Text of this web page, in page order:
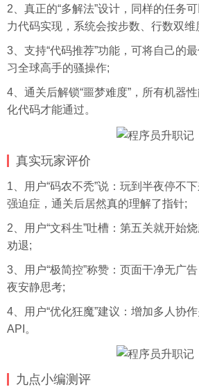
2、真正的“多解法”设计，同样的任务
力代码实现，系统会按步数、行数双维
3、支持“代码推荐”功能，可将自己的
习全球高手的骚操作;
4、通关后解锁“噩梦难度”，所有机器
化代码才能通过。
真实玩家评价
1、用户“码农不秃”说：玩到半夜停不
强迫症，通关后居然真的理解了指针;
2、用户“文科生”吐槽：第五关就开始
劝退;
3、用户“极简控”称赞：页面干净无广
夜安静思考;
4、用户“优化狂魔”建议：增加多人协
API。
九点小编测评